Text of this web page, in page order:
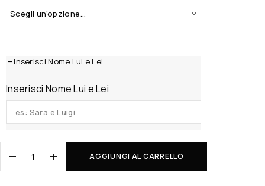
Inserisci Nome Lui e Lei
Inserisci Nome Lui e Lei
AGGIUNGI AL CARRELLO